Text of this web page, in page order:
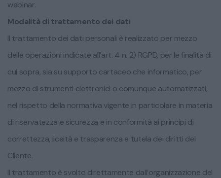
webinar.
Modalità di trattamento dei dati
Il trattamento dei dati personali è realizzato per mezzo
delle operazioni indicate all’art. 4 n. 2) RGPD, per le finalità di
cui sopra, sia su supporto cartaceo che informatico, per
mezzo di strumenti elettronici o comunque automatizzati,
nel rispetto della normativa vigente in particolare in materia
di riservatezza e sicurezza e in conformità ai principi di
correttezza, liceità e trasparenza e tutela dei diritti del
Cliente.
Il trattamento è svolto direttamente dall’organizzazione del